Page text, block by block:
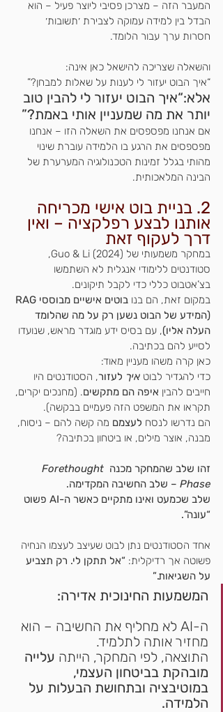
המעבר הזה – מצרכן פסיבי ליוצר פעיל – הוא
הבדל בין למידה עמוקה לצבירת ׳תשובות׳
חסרות ערך עבור הלומד.
והשאלה שצריכה להישאל כאן אינה:
“איך הבוט יעזור לי לענות על שאלות למבחן?”
אלא:“איך הבוט יעזור לי להבין טוב
יותר את מה שמעניין אותי באמת?”
אם אנחנו מפספסים את השאלה הזו – אנחנו
מפספסים את הרגע בו הלמידה עוברת שינוי
מהותי בגלל זמינות הטכנולוגיה המערערת של
הבינה המלאכותית.
2. בניית בוט אישי מכריחה
אותנו לבצע רפלקציה – ואין
דרך לעקוף זאת
במחקר משמעותי של Guo & Li (2024),
סטודנטים ללימודי אנגלית לא השתמשו
בצ’אטבוט כללי כדי לקבל תיקונים.
במקום זאת, הם בנו
(המידע של הבוט נשען רק על מה שהלומד
העלה אליו), עם בסיס ידע מוגדר מראש, שנועדו
לסייע להם בכתיבה.
כאן קרה משהו מעניין מאוד:
כדי להגדיר לבוט איך לעזור, הסטודנטים היו
חייבים להבין איפה הם מתקשים. (מחנכים יקרים,
תקראו את המשפט הזה פעמיים בבקשה).
הם נדרשו לנסח לעצמם מה קשה להם – ניסוח,
מבנה, אוצר מילים, או ביטחון בכתיבה?
זהו שלב שהמחקר מכנה Forethought
Phase – שלב החשיבה המקדימה.
שלב שכמעט ואינו מתקיים כאשר ה-AI פשוט
“עונה”.
אחד הסטודנטים נתן לבוט שעיצב לעצמו הנחיה
פשוטה אך רדיקלית: “אל תתקן לי. רק תצביע
על השגיאות.”
המשמעות החינוכית אדירה:
ה-AI לא מחליף את החשיבה – הוא
מחזיר אותה לתלמיד.
התוצאה, לפי המחקר, הייתה עלייה
מובהקת בביטחון העצמי,
במוטיבציה ובתחושת הבעלות על
הלמידה.